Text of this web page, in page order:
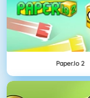
Paper.io 2